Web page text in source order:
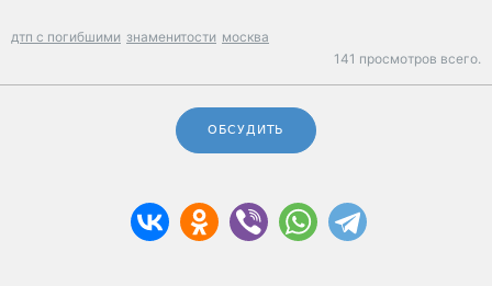
дтп с погибшими знаменитости москва
141 просмотров всего.
ОБСУДИТЬ